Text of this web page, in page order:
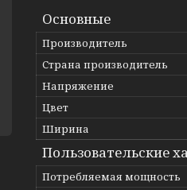
Основные
Производитель
Страна производитель
Напряжение
Цвет
Ширина
Пользовательские
Потребляемая мощность